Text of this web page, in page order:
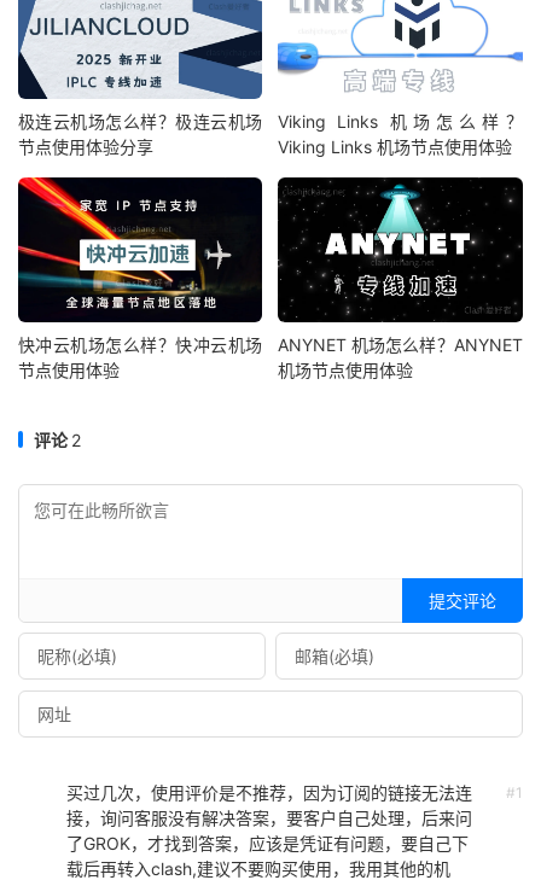
极连云机场怎么样？极连云机场
节点使用体验分享
Viking Links 机场怎么样？
Viking Links 机场节点使用体验
快冲云机场怎么样？快冲云机场
节点使用体验
ANYNET 机场怎么样？ANYNET
机场节点使用体验
评论2
提交评论
#1
买过几次，使用评价是不推荐，因为订阅的链接无法连
接，询问客服没有解决答案，要客户自己处理，后来问
了GROK，才找到答案，应该是凭证有问题，要自己下
载后再转入clash,建议不要购买使用，我用其他的机